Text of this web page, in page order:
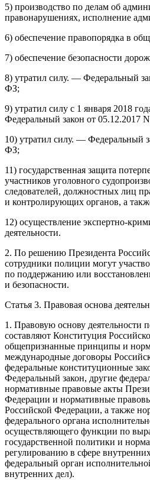
5) производство по делам об
правонарушениях, исполнение
6) обеспечение правопорядка в
7) обеспечение безопасности
8) утратил силу. — Федеральный
ФЗ;
9) утратил силу с 1 января 2018
Федеральный закон от 05.12.2017
10) утратил силу. — Федеральный
ФЗ;
11) государственная защита
участников уголовного
следователей, должностных лиц
и контролирующих органов, а
12) осуществление экспертно-
деятельности.
2. По решению Президента Росси
сотрудники полиции могут
по поддержанию или
и безопасности.
Статья 3. Правовая основа
1. Правовую основу деятельности
составляют Конституция Росси
общепризнанные принципы и
международные договоры Росси
федеральные конституционные
Федеральный закон, другие
нормативные правовые акты
Федерации и нормативные
Российской Федерации, а также
федерального органа
осуществляющего функции по
государственной политики и
регулированию в сфере
федеральный орган
внутренних дел).